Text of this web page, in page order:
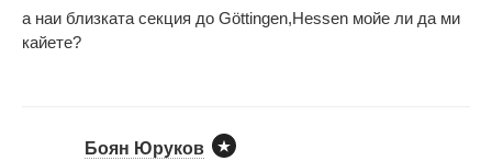
а наи близката секция до Göttingen,Hessen мойе ли да ми
кайете?
Боян Юруков